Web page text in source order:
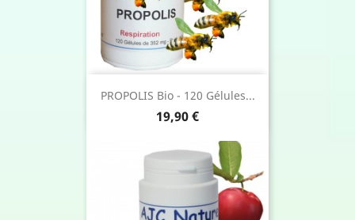
PROPOLIS Bio - 120 Gélules...
Prix
19,90 €